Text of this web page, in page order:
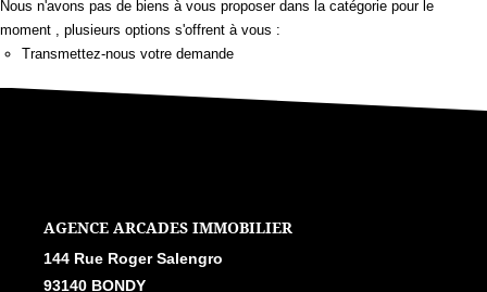
CONTACT
Plus de critères Créer une alerte
Nous n'avons pas de biens à vous proposer dans la catégorie pour le
moment , plusieurs options s'offrent à vous :
Transmettez-nous votre demande
L'AGENCE
144 RUE ROGER SALENGRO, 93140 BONDY